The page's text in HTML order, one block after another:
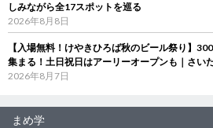
しみながら全17スポットを巡る
2026年8月8日
【入場無料！けやきひろば秋のビール祭り】
集まる！土日祝日はアーリーオープンも｜さい
2026年8月7日
まめ学